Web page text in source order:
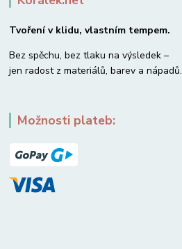
Tvoření v klidu, vlastním tempem.
Bez spěchu, bez tlaku na výsledek –
jen radost z materiálů, barev a nápadů.
Možnosti plateb: